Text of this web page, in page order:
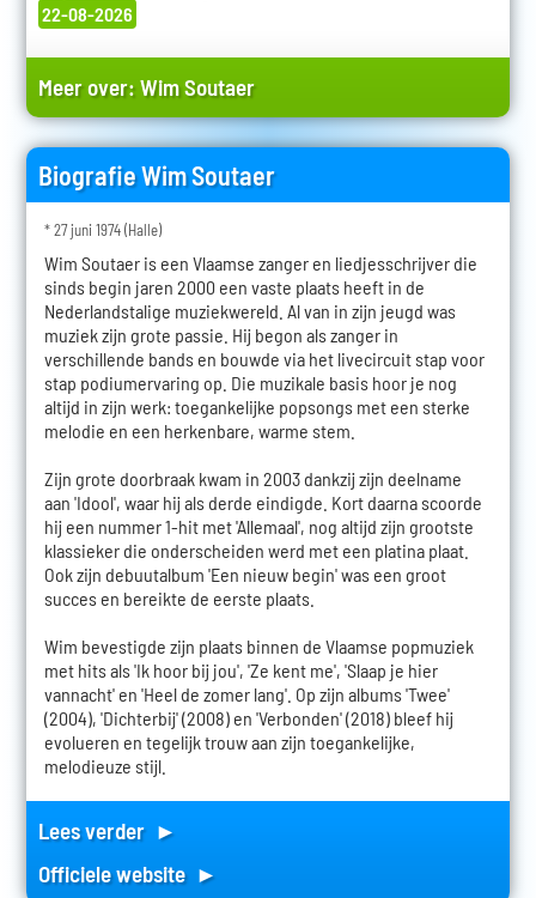
22-08-2026
Meer over:Wim Soutaer
Biografie Wim Soutaer
* 27 juni 1974 (Halle)
Wim Soutaer is een Vlaamse zanger en liedjesschrijver die
sinds begin jaren 2000 een vaste plaats heeft in de
Nederlandstalige muziekwereld. Al van in zijn jeugd was
muziek zijn grote passie. Hij begon als zanger in
verschillende bands en bouwde via het livecircuit stap voor
stap podiumervaring op. Die muzikale basis hoor je nog
altijd in zijn werk: toegankelijke popsongs met een sterke
melodie en een herkenbare, warme stem.
Zijn grote doorbraak kwam in 2003 dankzij zijn deelname
aan 'Idool', waar hij als derde eindigde. Kort daarna scoorde
hij een nummer 1-hit met 'Allemaal', nog altijd zijn grootste
klassieker die onderscheiden werd met een platina plaat.
Ook zijn debuutalbum 'Een nieuw begin' was een groot
succes en bereikte de eerste plaats.
Wim bevestigde zijn plaats binnen de Vlaamse popmuziek
met hits als 'Ik hoor bij jou', 'Ze kent me', 'Slaap je hier
vannacht' en 'Heel de zomer lang'. Op zijn albums 'Twee'
(2004), 'Dichterbij' (2008) en 'Verbonden' (2018) bleef hij
evolueren en tegelijk trouw aan zijn toegankelijke,
melodieuze stijl.
Lees verder ►
Officiele website ►